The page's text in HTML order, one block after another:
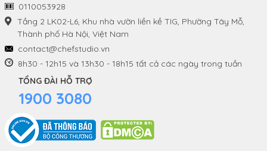
THÔNG TIN
Chính sách và quy định
chung
Hướng dẫn đặt hàng
Chính sách đổi hàng
THEO DÕI CHÚNG TÔI
Youtube
0110053928
Tầng 2 LK02-L6, Khu nhà vườn liền kề TIG, Phường Tây Mỗ,
Thành phố Hà Nội, Việt Nam
contact@chefstudio.vn
8h30 - 12h15 và 13h30 - 18h15 tất cả các ngày trong tuần
TỔNG ĐÀI HỖ TRỢ
1900 3080